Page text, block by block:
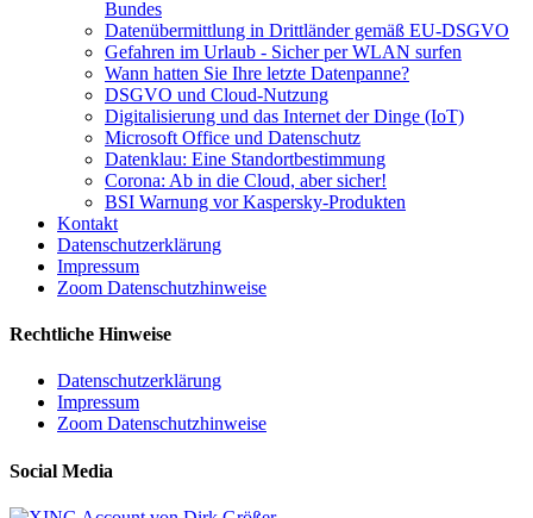
Bundes
Datenübermittlung in Drittländer gemäß EU-DSGVO
Gefahren im Urlaub - Sicher per WLAN surfen
Wann hatten Sie Ihre letzte Datenpanne?
DSGVO und Cloud-Nutzung
Digitalisierung und das Internet der Dinge (IoT)
Microsoft Office und Datenschutz
Datenklau: Eine Standortbestimmung
Corona: Ab in die Cloud, aber sicher!
BSI Warnung vor Kaspersky-Produkten
Kontakt
Datenschutzerklärung
Impressum
Zoom Datenschutzhinweise
Rechtliche Hinweise
Datenschutzerklärung
Impressum
Zoom Datenschutzhinweise
Social Media